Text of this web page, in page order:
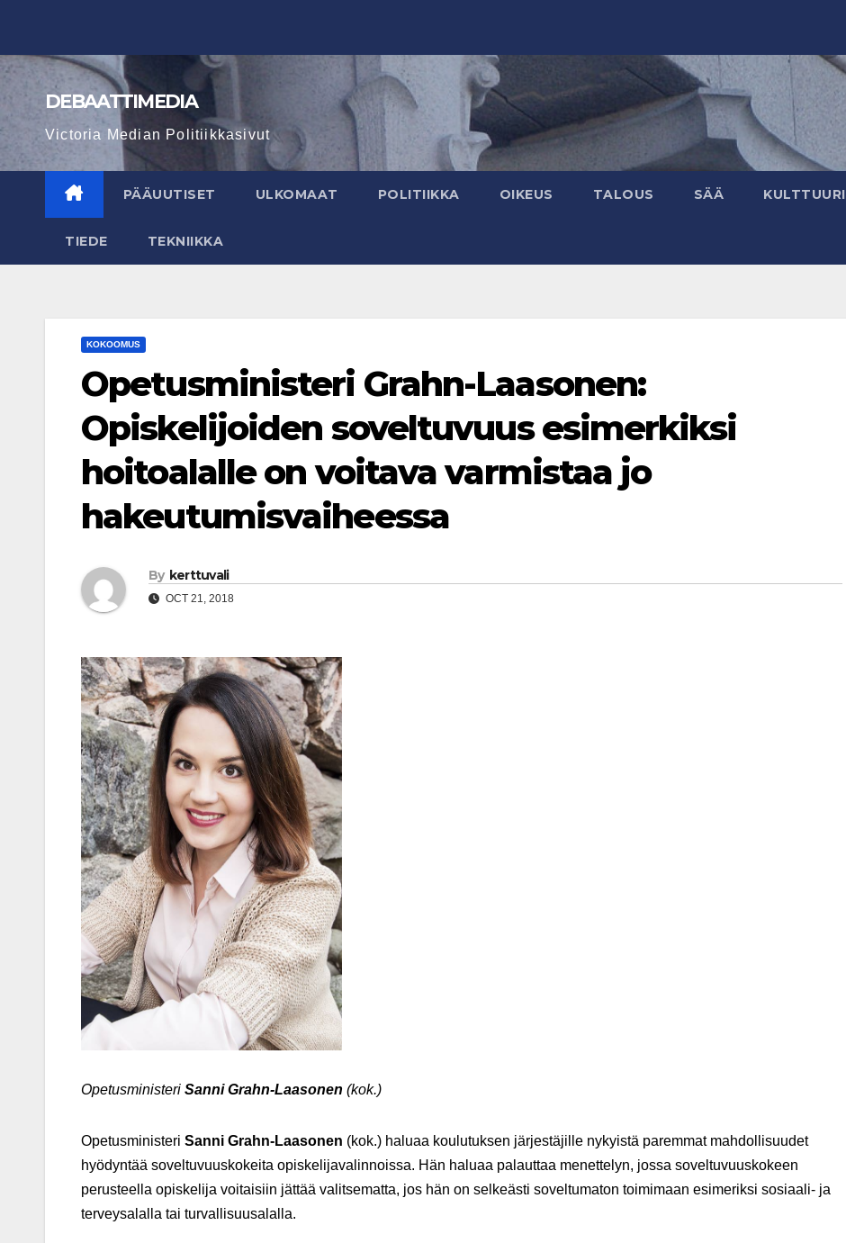
content
DEBAATTIMEDIA
Victoria Median Politiikkasivut
PÄÄUUTISET ULKOMAAT POLITIIKKA OIKEUS TALOUS SÄÄ KULTTUURI
TIEDE TEKNIIKKA
KOKOOMUS
Opetusministeri Grahn-Laasonen:
Opiskelijoiden soveltuvuus esimerkiksi
hoitoalalle on voitava varmistaa jo
hakeutumisvaiheessa
By kerttuvali
OCT 21, 2018
Opetusministeri Sanni Grahn-Laasonen (kok.)
Opetusministeri Sanni Grahn-Laasonen (kok.) haluaa koulutuksen järjestäjille nykyistä paremmat mahdollisuudet
hyödyntää soveltuvuuskokeita opiskelijavalinnoissa. Hän haluaa palauttaa menettelyn, jossa soveltuvuuskokeen
perusteella opiskelija voitaisiin jättää valitsematta, jos hän on selkeästi soveltumaton toimimaan esimeriksi sosiaali- ja
terveysalalla tai turvallisuusalalla.